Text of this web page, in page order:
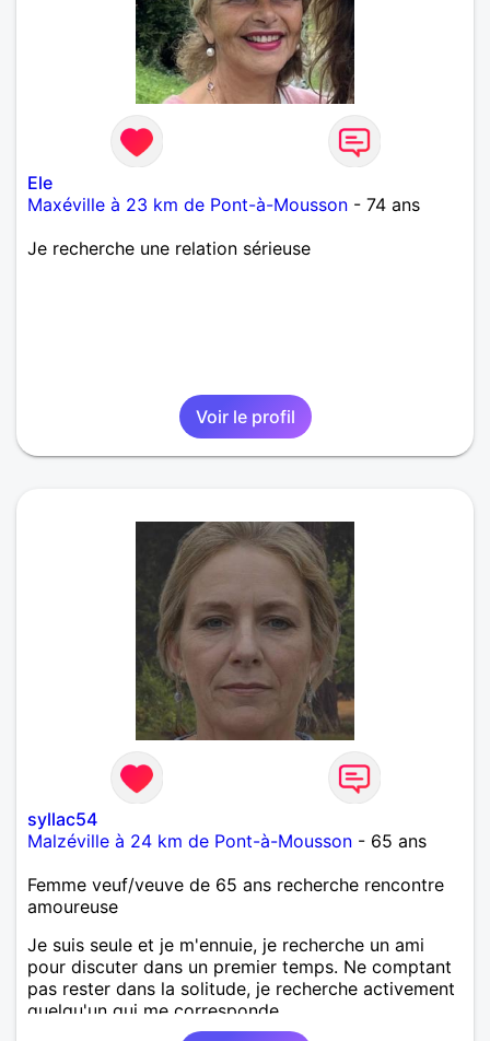
Ele
Maxéville à 23 km de Pont-à-Mousson - 74 ans
Je recherche une relation sérieuse
Voir le profil
syllac54
Malzéville à 24 km de Pont-à-Mousson - 65 ans
Femme veuf/veuve de 65 ans recherche rencontre
amoureuse
Je suis seule et je m'ennuie, je recherche un ami
pour discuter dans un premier temps. Ne comptant
pas rester dans la solitude, je recherche activement
quelqu'un qui me corresponde.